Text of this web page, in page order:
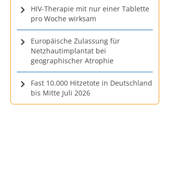
HIV-Therapie mit nur einer Tablette
pro Woche wirksam
Europäische Zulassung für
Netzhautimplantat bei
geographischer Atrophie
Fast 10.000 Hitzetote in Deutschland
bis Mitte Juli 2026